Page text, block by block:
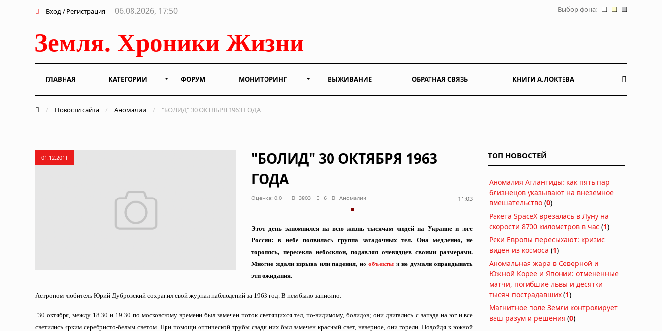
Вход / Регистрация 06.08.2026, 17:50 Выбор фона:
ГЛАВНАЯ КАТЕГОРИИ ФОРУМ МОНИТОРИНГ ВЫЖИВАНИЕ ОБРАТНАЯ СВЯЗЬ КНИГИ А.ЛОКТЕВА
/ Новости сайта / Аномалии / "БОЛИД" 30 ОКТЯБРЯ 1963 ГОДА
01.12.2011
"БОЛИД" 30 ОКТЯБРЯ 1963
ГОДА
Оценка: 0.0 3803 6 Аномалии 11:03
Этот день запомнился на всю жизнь тысячам людей на Украине и юге
России: в небе появилась группа загадочных тел. Она медленно, не
торопясь, пересекла небосклон, подавляя очевидцев своими размерами.
Многие ждали взрыва или падения, нообъекты и не думали оправдывать
эти ожидания.
Астроном-любитель Юрий Дубровский сохранил свой журнал наблюдений за 1963 год. В нем было записано:
"30 октября, между 18.30 и 19.30 по московскому времени был замечен поток светящихся тел, по-видимому, болидов; они двигались с запада на юг и все
светились ярким серебристо-белым светом. При помощи оптической трубы сзади них был замечен красный свет, наверное, они горели. Подойдя к южной
ТОП НОВОСТЕЙ
Аномалия Атлантиды: как пять пар
близнецов указывают на внеземное
вмешательство (0)
Ракета SpaceX врезалась в Луну на
скорости 8700 километров в час (1)
Реки Европы пересыхают: кризис
виден из космоса (1)
Аномальная жара в Северной и
Южной Корее и Японии: отменённые
матчи, погибшие львы и десятки
тысяч пострадавших (1)
Магнитное поле Земли контролирует
ваш разум и решения (0)